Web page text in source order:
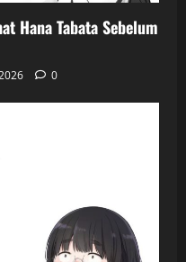
Hana Tabata Sebelum
0